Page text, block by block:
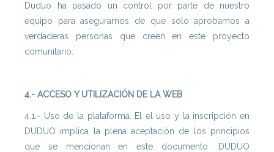
Duduo ha pasado un control por parte de nuestro
equipo para asegurarnos de que solo aprobamos a
verdaderas personas que creen en este proyecto
comunitario.
4.- ACCESO Y UTILIZACIÓN DE LA WEB
4.1.- Uso de la plataforma. El el uso y la inscripción en
DUDUO implica la plena aceptación de los principios
que se mencionan en este documento. DUDUO